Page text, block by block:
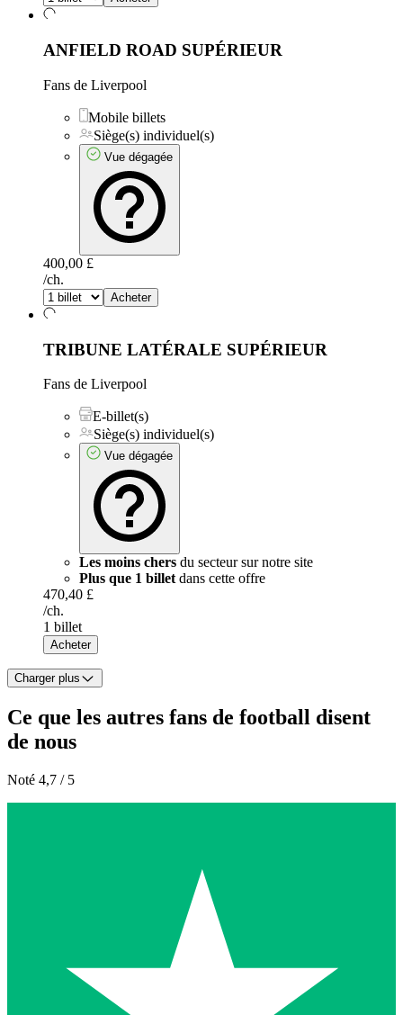
ANFIELD ROAD SUPÉRIEUR
Fans de Liverpool
Mobile billets
Siège(s) individuel(s)
Vue dégagée
400,00 £
/ch.
Acheter
TRIBUNE LATÉRALE SUPÉRIEUR
Fans de Liverpool
E-billet(s)
Siège(s) individuel(s)
Vue dégagée
Les moins chers du secteur sur notre site
Plus que 1 billet dans cette offre
470,40 £
/ch.
1 billet
Acheter
Charger plus
Ce que les autres fans de football disent
de nous
Noté 4,7 / 5